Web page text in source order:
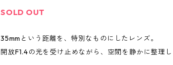
SOLD OUT
35mmという距離を、特別なものにしたレンズ。
開放F1.4の光を受け止めながら、空間を静かに整理し